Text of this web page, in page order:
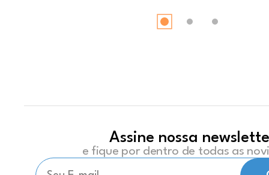
Assine nossa
e fique por dentro de todas as